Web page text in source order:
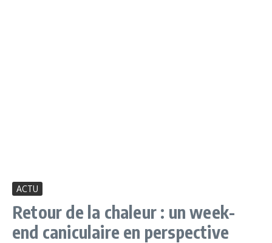
ACTU
Retour de la chaleur : un week-
end caniculaire en perspective